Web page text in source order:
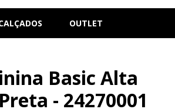
OUTLET
Basic Alta
- 24270001